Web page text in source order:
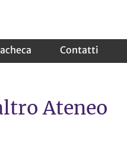
Contatti
Ateneo